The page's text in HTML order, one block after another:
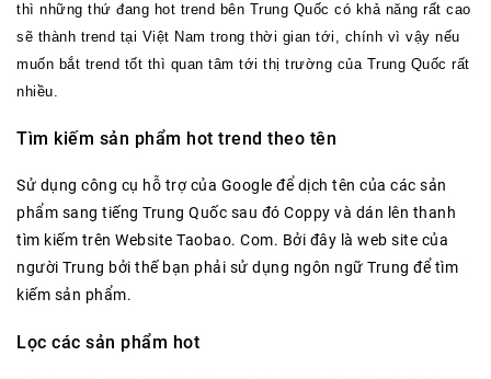
thì những thứ đang hot trend bên Trung Quốc có khả năng rất cao
sẽ thành trend tại Việt Nam trong thời gian tới, chính vì vậy nếu
muốn bắt trend tốt thì quan tâm tới thị trường của Trung Quốc rất
nhiều.
Tìm kiếm sản phẩm hot trend theo tên
Sử dụng công cụ hỗ trợ của Google để dịch tên của các sản
phẩm sang tiếng Trung Quốc sau đó Coppy và dán lên thanh
tìm kiếm trên Website Taobao. Com. Bởi đây là web site của
người Trung bởi thế bạn phải sử dụng ngôn ngữ Trung để tìm
kiếm sản phẩm.
Lọc các sản phẩm hot